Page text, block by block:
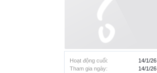
Hoạt động cuối:
14/1/26
Tham gia ngày:
14/1/26